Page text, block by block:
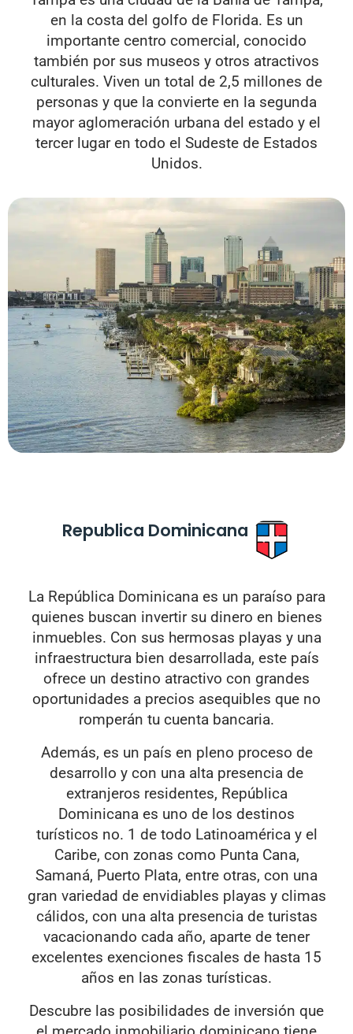
en la costa del golfo de Florida. Es un
importante centro comercial, conocido
también por sus museos y otros atractivos
culturales. Viven un total de 2,5 millones de
personas y que la convierte en la segunda
mayor aglomeración urbana del estado y el
tercer lugar en todo el Sudeste de Estados
Unidos.
Republica Dominicana
La República Dominicana es un paraíso para
quienes buscan invertir su dinero en bienes
inmuebles. Con sus hermosas playas y una
infraestructura bien desarrollada, este país
ofrece un destino atractivo con grandes
oportunidades a precios asequibles que no
romperán tu cuenta bancaria.
Además, es un país en pleno proceso de
desarrollo y con una alta presencia de
extranjeros residentes, República
Dominicana es uno de los destinos
turísticos no. 1 de todo Latinoamérica y el
Caribe, con zonas como Punta Cana,
Samaná, Puerto Plata, entre otras, con una
gran variedad de envidiables playas y climas
cálidos, con una alta presencia de turistas
vacacionando cada año, aparte de tener
excelentes exenciones fiscales de hasta 15
años en las zonas turísticas.
Descubre las posibilidades de inversión que